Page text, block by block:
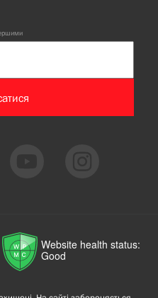
Website health status:
Good